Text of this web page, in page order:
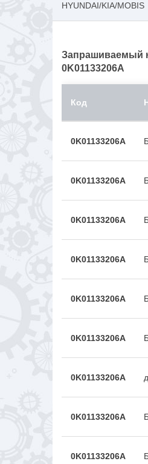
HYUNDAI/KIA/MOBIS
Запрашиваемый
0K01133206A
Код
0K01133206A
0K01133206A
0K01133206A
0K01133206A
0K01133206A
0K01133206A
0K01133206A
0K01133206A
0K01133206A